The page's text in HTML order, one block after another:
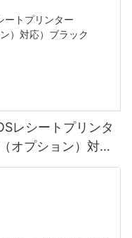
レシートプリンタ
オプション）対